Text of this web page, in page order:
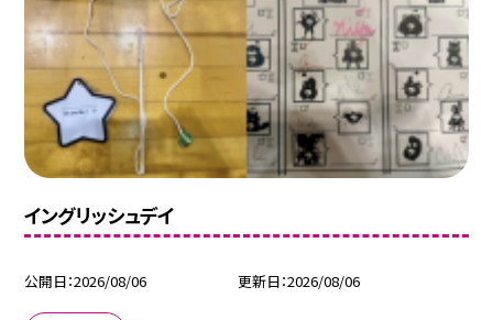
イングリッシュデイ
公開日 2026/08/06 更新日 2026/08/06